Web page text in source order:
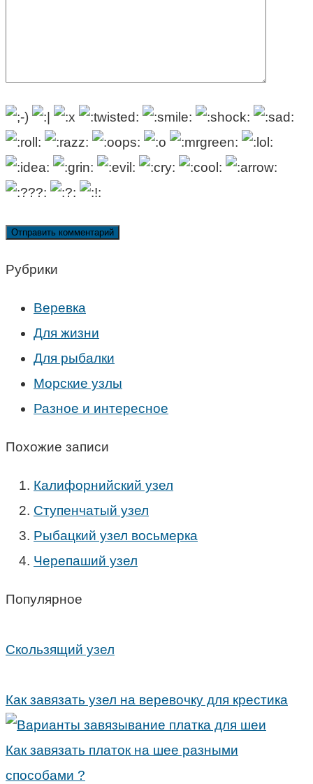
Рубрики
Веревка
Для жизни
Для рыбалки
Морские узлы
Разное и интересное
Похожие записи
Калифорнийский узел
Ступенчатый узел
Рыбацкий узел восьмерка
Черепаший узел
Популярное
Скользящий узел
Как завязать узел на веревочку для крестика
Как завязать платок на шее разными
способами ?